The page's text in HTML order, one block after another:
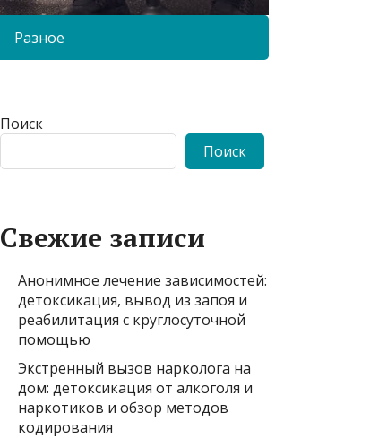
Разное
Поиск
Поиск
Свежие записи
Анонимное лечение зависимостей:
детоксикация, вывод из запоя и
реабилитация с круглосуточной
помощью
Экстренный вызов нарколога на
дом: детоксикация от алкоголя и
наркотиков и обзор методов
кодирования